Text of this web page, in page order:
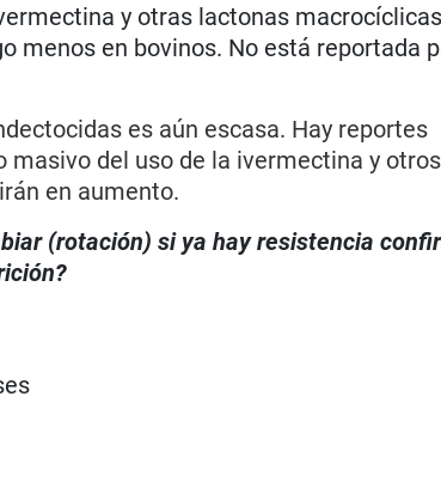
y otras lactonas
menos en bovinos. No está reportada
es aún escasa. Hay reportes
masivo del uso de la ivermectina y otros
en aumento.
(rotación) si ya hay resistencia